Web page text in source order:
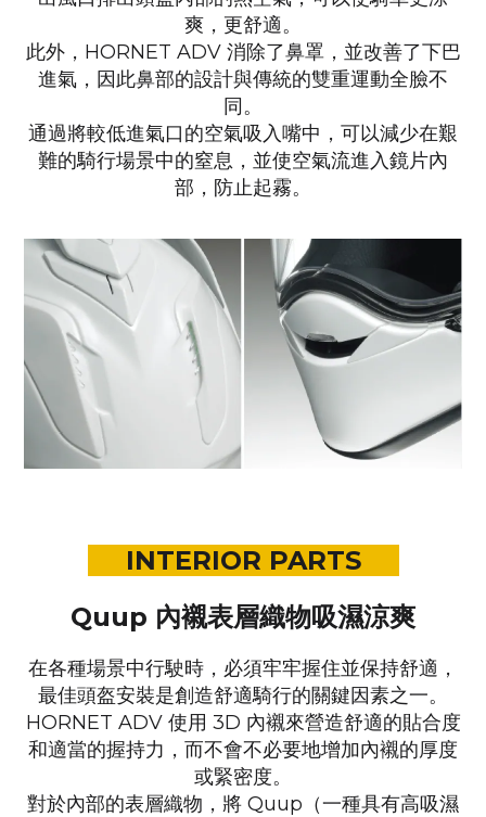
爽，更舒適。
此外，HORNET ADV 消除了鼻罩，並改善了下巴
進氣，因此鼻部的設計與傳統的雙重運動全臉不
同。
通過將較低進氣口的空氣吸入嘴中，可以減少在艱
難的騎行場景中的窒息， 並使空氣流進入鏡片內
部，防止起霧。
INTERIOR PARTS
Quup 內襯表層織物吸濕涼爽
在各種場景中行駛時，必須牢牢握住並保持舒適，
最佳頭盔安裝是創造舒適騎行的關鍵因素之一。
HORNET ADV 使用 3D 內襯來營造舒適的貼合度
和適當的握持力， 而不會不必要地增加內襯的厚度
或緊密度。
對於內部的表層織物， 將 Quup（一種具有高吸濕